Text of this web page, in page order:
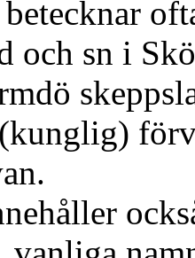
betecknar
och sn i